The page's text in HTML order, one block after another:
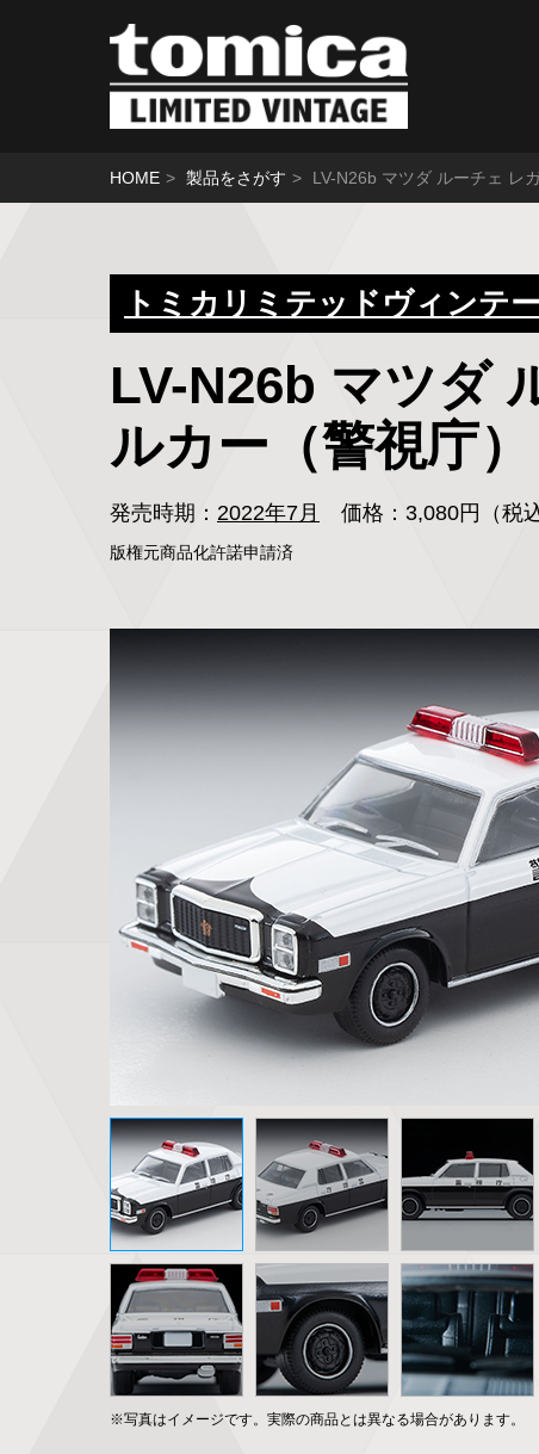
HOME 製品をさがす LV-N26b マツダ ルーチェ レ
トミカリミテッドヴィンテ
LV-N26b マツダ
ルカー（警視庁）
発売時期： 2022年7月 価格：3,080円（税
版権元商品化許諾申請済
※写真はイメージです。実際の商品とは異なる場合があります。